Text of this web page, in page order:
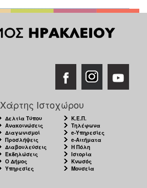
Χάρτης Ιστοχώρου
Δελτία Τύπου
Ανακοινώσεις
Διαγωνισμοί
Προσλήψεις
Διαβουλεύσεις
Εκδηλώσεις
Ο Δήμος
Υπηρεσίες
Κ.Ε.Π.
Τηλέφωνα
e-Υπηρεσίες
e-Αιτήματα
Η Πόλη
Ιστορία
Κνωσός
Μουσεία